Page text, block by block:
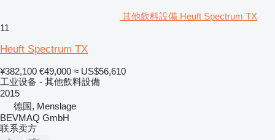
其他飲料設備 Heuft Spectrum TX
11
Heuft Spectrum TX
¥382,100 €49,000 ≈ US$56,610
工业设备 - 其他飲料設備
2015
德国, Menslage
BEVMAQ GmbH
联系卖方